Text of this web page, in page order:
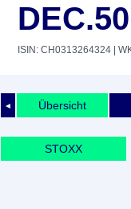
ISIN: CH0313264324 |
◄ Übersicht
STOXX